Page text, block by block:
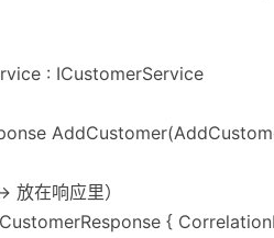
: ICustomerService
放在响应里）
{